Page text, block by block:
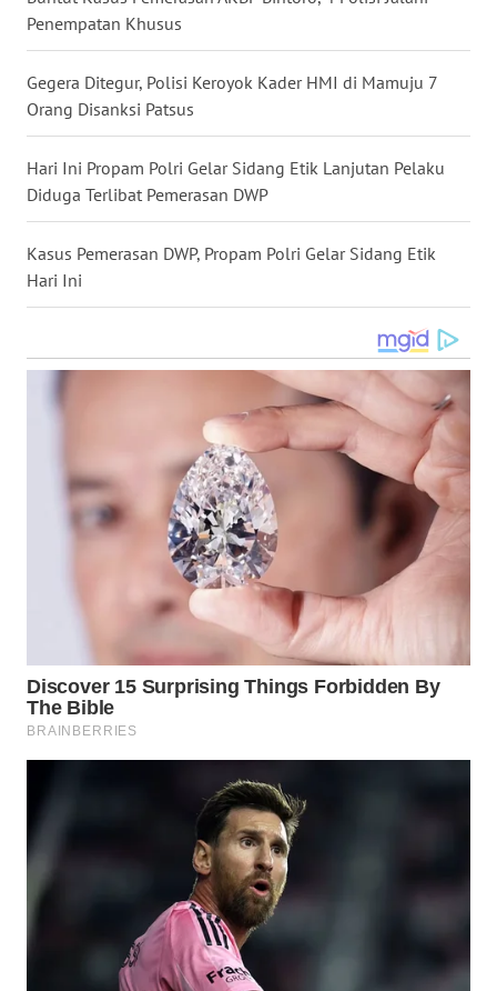
Penempatan Khusus
Gegera Ditegur, Polisi Keroyok Kader HMI di Mamuju 7
Orang Disanksi Patsus
Hari Ini Propam Polri Gelar Sidang Etik Lanjutan Pelaku
Diduga Terlibat Pemerasan DWP
Kasus Pemerasan DWP, Propam Polri Gelar Sidang Etik
Hari Ini
WN
NUSANTARA
WN
JOGJA
WN
WN
WN
KALBAR
WN
WN
KALTIM